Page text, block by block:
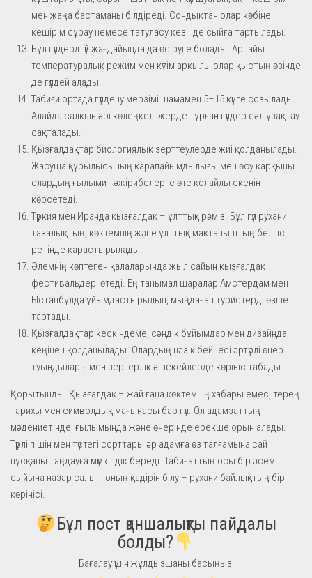
мен жаңа бастаманы білдіреді. Сондықтан олар көбіне
кешірім сұрау немесе татуласу кезінде сыйға тартылады.
Бұл гүлдерді үй жағдайында да өсіруге болады. Арнайы
температуралық режим мен күтім арқылы олар қыстың өзінде
де гүлдей алады.
Табиғи ортада гүлдену мерзімі шамамен 5–15 күнге созылады.
Алайда салқын әрі көлеңкелі жерде тұрған гүлдер сәл ұзақтау
сақталады.
Қызғалдақтар биологиялық зерттеулерде жиі қолданылады.
Жасуша құрылысының қарапайымдылығы мен өсу қарқыны
олардың ғылыми тәжірибелерге өте қолайлы екенін
көрсетеді.
Түркия мен Иранда қызғалдақ – ұлттық рәміз. Бұл гүл рухани
тазалықтың, көктемнің және ұлттық мақтаныштың белгісі
ретінде қарастырылады.
Әлемнің көптеген қалаларында жыл сайын қызғалдақ
фестивальдері өтеді. Ең танымал шаралар Амстердам мен
Ыстанбұлда ұйымдастырылып, мыңдаған туристерді өзіне
тартады.
Қызғалдақтар кескіндеме, сәндік бұйымдар мен дизайнда
кеңінен қолданылады. Олардың нәзік бейнесі әртүрлі өнер
туындылары мен зергерлік әшекейлерде көрініс табады.
Қорытынды. Қызғалдақ – жай ғана көктемнің хабары емес, терең
тарихы мен символдық мағынасы бар гүл. Ол адамзаттың
мәдениетінде, ғылымында және өнерінде ерекше орын алады.
Түрлі пішін мен түстегі сорттары әр адамға өз талғамына сай
нұсқаны таңдауға мүмкіндік береді. Табиғаттың осы бір әсем
сыйына назар салып, оның қадірін білу – рухани байлықтың бір
көрінісі.
Бұл пост қаншалықты пайдалы
болды?
Бағалау үшін жұлдызшаны басыңыз!